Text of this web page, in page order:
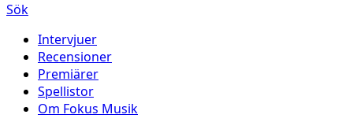
Sök
Intervjuer
Recensioner
Premiärer
Spellistor
Om Fokus Musik